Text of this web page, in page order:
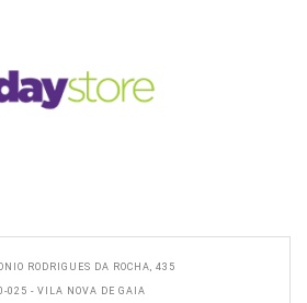
RODRIGUES DA ROCHA, 435
025 - VILA NOVA DE GAIA